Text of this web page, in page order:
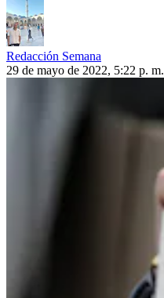
Redacción Semana
29 de mayo de 2022, 5:22 p. m.